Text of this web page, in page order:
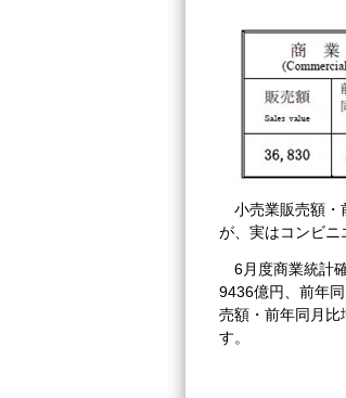
小売業販売額・
が、実はコンビニ
6月度商業統計
9436億円、前年
売額・前年同月比
す。